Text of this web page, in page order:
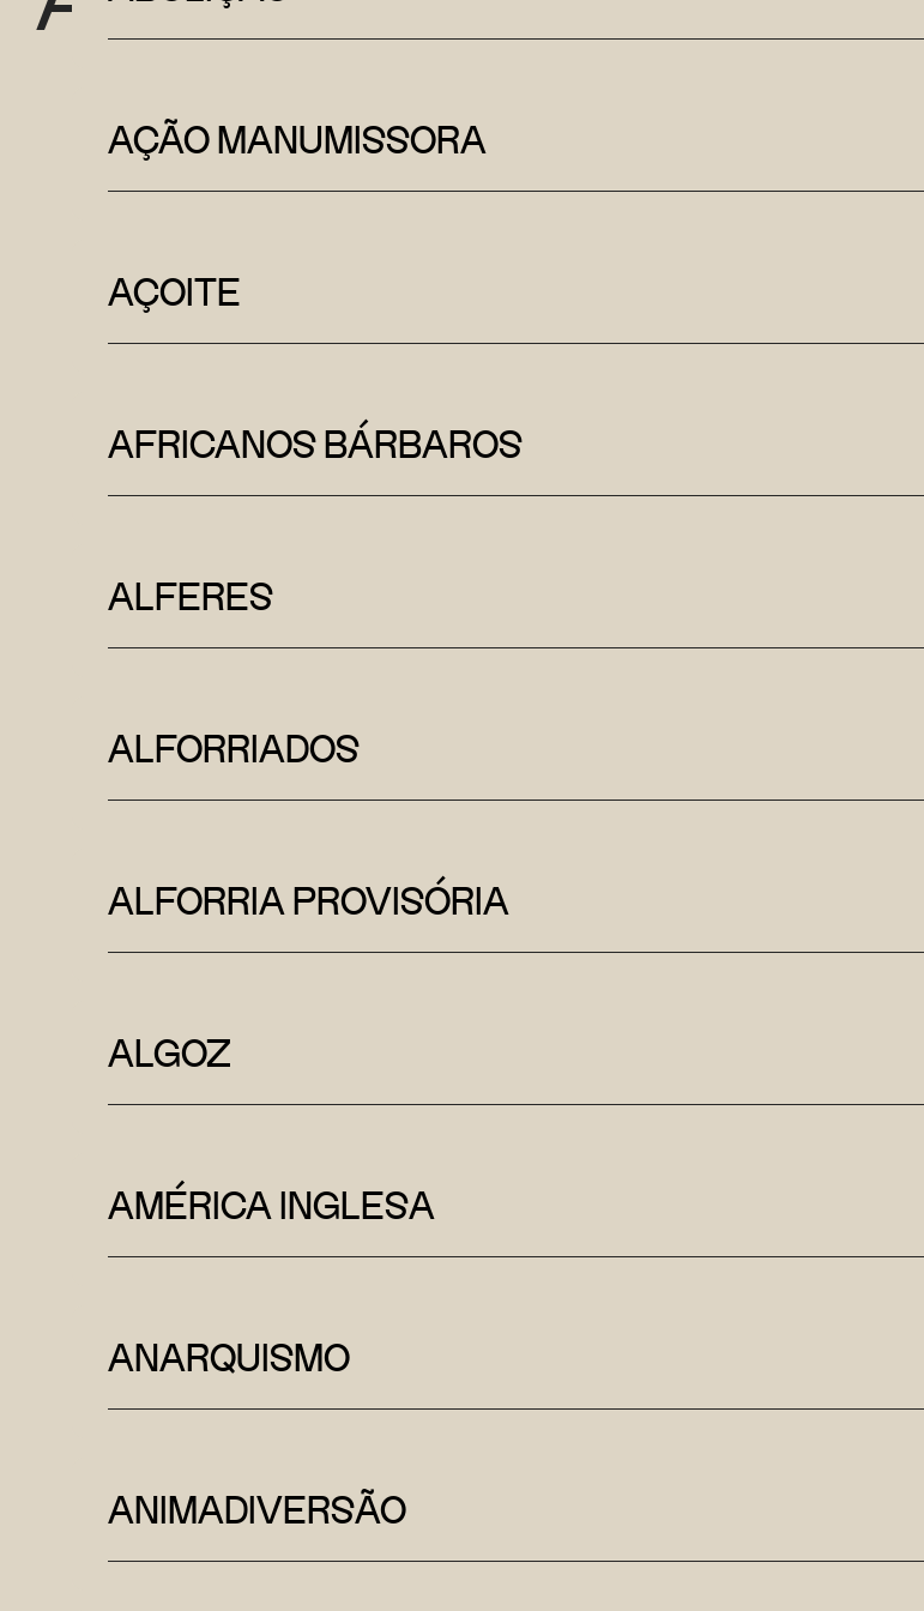
AÇÃO MANUMISSORA
AÇOITE
AFRICANOS BÁRBAROS
ALFERES
ALFORRIADOS
ALFORRIA PROVISÓRIA
ALGOZ
AMÉRICA INGLESA
ANARQUISMO
ANIMADIVERSÃO